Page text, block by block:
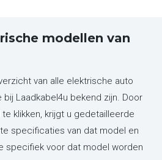
modellen van
van alle elektrische auto
bij Laadkabel4u bekend zijn. Door
klikken, krijgt u gedetailleerde
specificaties van dat model en
specifiek voor dat model worden